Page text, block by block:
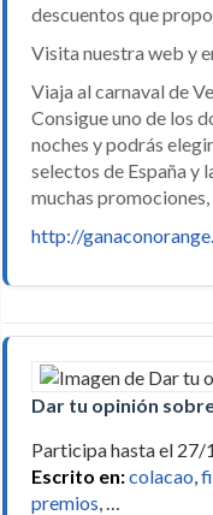
descuentos que
Visita nuestra web y
Viaja al carnaval de
Consigue uno de los
noches y podrás
selectos de España y
muchas
http://
Dar tu opinión
Participa hasta el
Escrito en:colacao
premios